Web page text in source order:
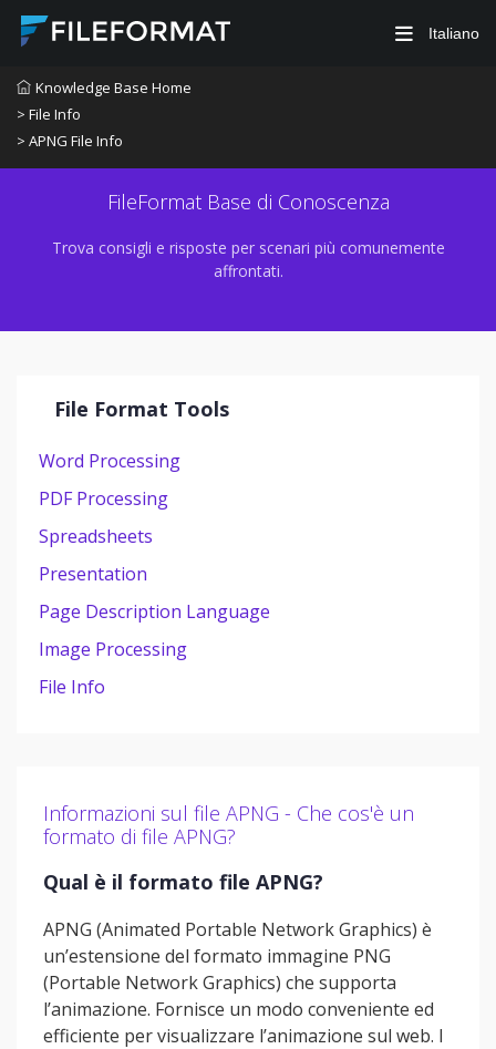
Italiano
Knowledge Base Home
> File Info
> APNG File Info
FileFormat Base di Conoscenza
Trova consigli e risposte per scenari più comunemente
affrontati.
File Format Tools
Word Processing
PDF Processing
Spreadsheets
Presentation
Page Description Language
Image Processing
File Info
Informazioni sul file APNG - Che cos'è un
formato di file APNG?
Qual è il formato file APNG?
APNG (Animated Portable Network Graphics) è
un’estensione del formato immagine PNG
(Portable Network Graphics) che supporta
l’animazione. Fornisce un modo conveniente ed
efficiente per visualizzare l’animazione sul web. I